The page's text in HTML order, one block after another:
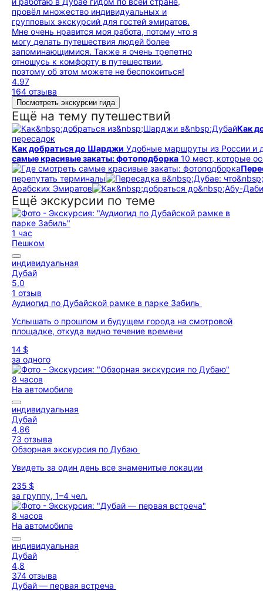
провёл множество индивидуальных и
групповых экскурсий для гостей эмиратов.
Мне очень нравится моя работа, потому что я
могу делать путешествия людей более
запоминающимися. Также я очень трепетно
отношусь к комфорту в путешествии,
поэтому об этом можете не беспокоиться!
4.97
164 отзыва
Посмотреть экскурсии гида
Ещё на тему путешествий
Как
пересадок
Как добраться до Шарджи Удобные маршруты из России и
самые красивые закаты: фотоподборка 10 мест, которые
перепутать терминалы
Арабских Эмиратов
Ещё экскурсии по теме
1 час
Пешком
индивидуальная
Дубай
5,0
1 отзыв
Аудиогид по Дубайской рамке в парке Забиль
Услышать о прошлом и будущем города на смотровой
площадке, откуда видно течение времени
14 $
за одного
8 часов
На автомобиле
индивидуальная
Дубай
4,86
73 отзыва
Обзорная экскурсия по Дубаю
Увидеть за один день все знаменитые локации
235 $
за группу, 1–4 чел.
8 часов
На автомобиле
индивидуальная
Дубай
4,8
374 отзыва
Дубай — первая встреча